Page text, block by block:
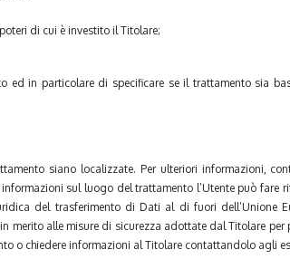
di cui è investito il Titolare;
ed in particolare di specificare se il trattamento sia
siano localizzate. Per ulteriori informazioni,
sul luogo del trattamento l’Utente può fare
del trasferimento di Dati al di fuori dell’Unione
merito alle misure di sicurezza adottate dal Titolare
o chiedere informazioni al Titolare contattandolo agli